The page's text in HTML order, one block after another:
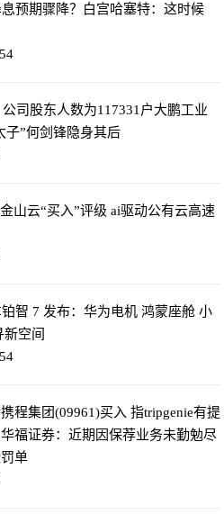
息预期骤降？白宫哈塞特：这时候
司股东人数为117331户大鹏工业
子”何剑锋隐身其后
山云“买入”评级 ai驱动公有云高速
智 7 发布：华为电机 鸿蒙座舱 小
新空间
程集团(09961)买入 指tripgenie有提
华福证券：近期因保荐业务未勤勉尽
单